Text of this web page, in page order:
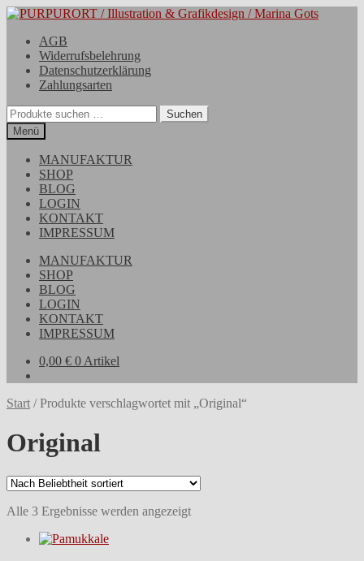
Zur
springen
Zum
springenAGB
Widerrufsbelehrung
Datenschutzerklärung
Zahlungsarten
Suchen
nach:
Suchen
Menü
MANUFAKTUR
SHOP
BLOG
LOGIN
KONTAKT
IMPRESSUM
MANUFAKTUR
SHOP
BLOG
LOGIN
KONTAKT
IMPRESSUM
0,00 € 0 Artikel
Start /Produkte verschlagwortet mit „Original“
Original
Alle 3 Ergebnisse werden angezeigtNach